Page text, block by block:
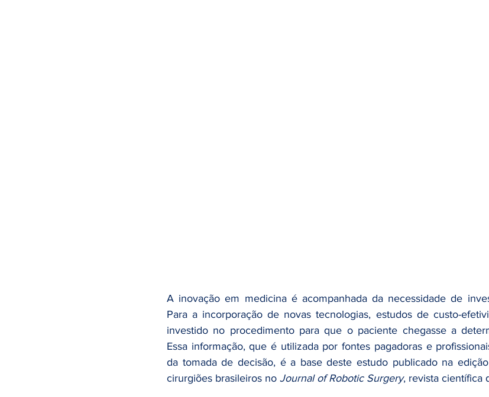
A inovação em medicina é acompanhada da necessidade de
Para a incorporação de novas tecnologias, estudos de custo-
investido no procedimento para que o paciente chegasse a
Essa informação, que é utilizada por fontes pagadoras e
da tomada de decisão, é a base deste estudo publicado na
cirurgiões brasileiros no Journal of Robotic Surgery, revista científica